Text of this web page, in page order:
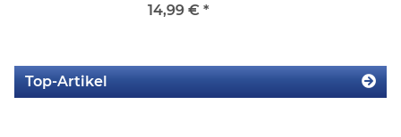
14,99 € *
Top-Artikel